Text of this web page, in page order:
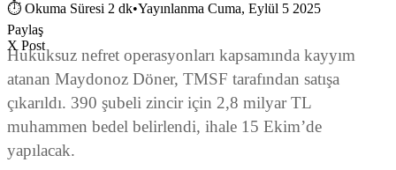
⏱ Okuma Süresi 2 dk•Yayınlanma Cuma, Eylül 5 2025
Paylaş
X Post
Hukuksuz nefret operasyonları kapsamında kayyım
atanan Maydonoz Döner, TMSF tarafından satışa
çıkarıldı. 390 şubeli zincir için 2,8 milyar TL
muhammen bedel belirlendi, ihale 15 Ekim’de
yapılacak.